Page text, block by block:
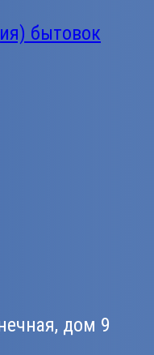
бытовок
дом 9